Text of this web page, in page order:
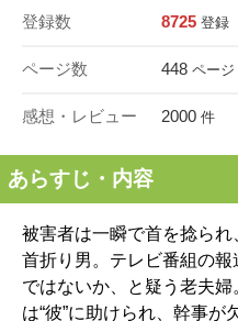
登録数 8725 登録
ページ数 448 ページ
感想・レビュー 2000 件
あらすじ・内容
被害者は一瞬で首を捻られ
首折り男。テレビ番組の報
ではないか、と疑う老夫
は“彼”に助けられ、幹事